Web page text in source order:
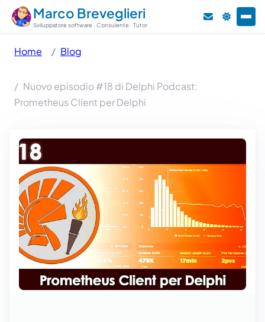
Marco Breveglieri
Sviluppatore software · Consulente · Tutor
Home Blog
Nuovo episodio #18 di Delphi Podcast:
Prometheus Client per Delphi